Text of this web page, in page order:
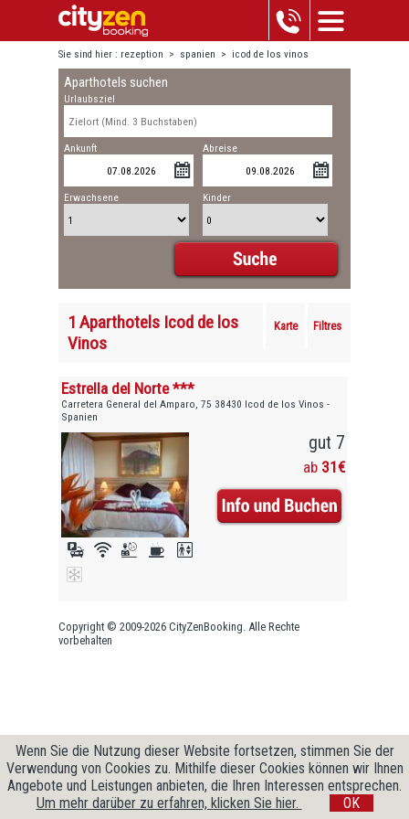
Sie sind hier : rezeption > spanien > icod de los vinos
Aparthotels suchen
Urlaubsziel
Ankunft Abreise
Erwachsene Kinder
1 Aparthotels Icod de los
Vinos
Karte Filtres
Estrella del Norte ***
Carretera General del Amparo, 75 38430 Icod de los Vinos -
Spanien
gut 7
ab 31€
Copyright © 2009-2026 CityZenBooking. Alle Rechte
vorbehalten
Wenn Sie die Nutzung dieser Website fortsetzen, stimmen Sie der
Verwendung von Cookies zu. Mithilfe dieser Cookies können wir Ihnen
Angebote und Leistungen anbieten, die Ihren Interessen entsprechen.
Um mehr darüber zu erfahren, klicken Sie hier.
OK